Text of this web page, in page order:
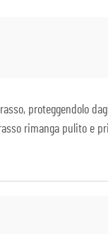
proteggendolo
rimanga pulito e